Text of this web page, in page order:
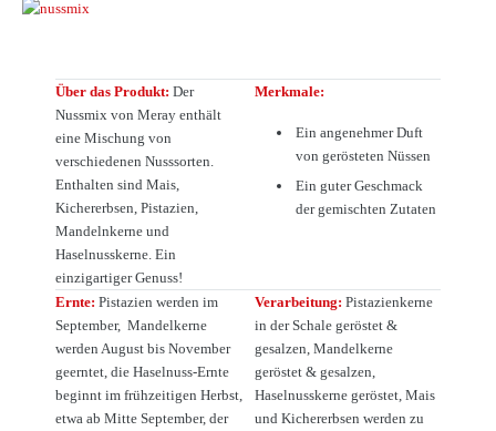
Über das Produkt: Der
Nussmix von Meray enthält
eine Mischung von
verschiedenen Nusssorten.
Enthalten sind Mais,
Kichererbsen, Pistazien,
Mandelnkerne und
Haselnusskerne. Ein
einzigartiger Genuss!
Merkmale:
Ein angenehmer Duft
von gerösteten Nüssen
Ein guter Geschmack
der gemischten Zutaten
Ernte: Pistazien werden im
September, Mandelkerne
werden August bis November
geerntet, die Haselnuss-Ernte
beginnt im frühzeitigen Herbst,
etwa ab Mitte September, der
Verarbeitung: Pistazienkerne
in der Schale geröstet &
gesalzen, Mandelkerne
geröstet & gesalzen,
Haselnusskerne geröstet, Mais
und Kichererbsen werden zu